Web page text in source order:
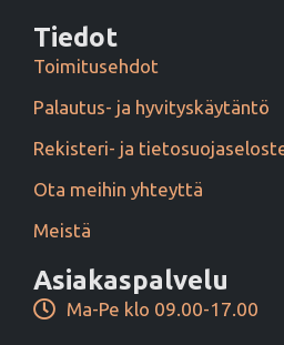
Tiedot
Toimitusehdot
Palautus- ja hyvityskäytäntö
Rekisteri- ja
Ota meihin yhteyttä
Meistä
Asiakaspalvelu
Ma-Pe klo 09.00-17.00